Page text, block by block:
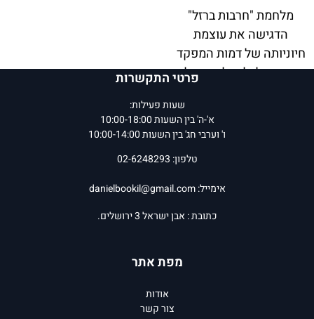
מלחמת "חרבות ברזל"
הדגישה את עוצמת
חיוניותה של דמות המפקד
הישראלי להצלחתו של
בקצרה גם למלחמה זו,
ומנתח את מה שניתן היה
הישראלי מראשיתה –
ניתוח שתרם תרומה נכבדה
דרכו ומנהיגותו של המפקד
פרטי התקשרות
שעות פעילות:
א'-ה' בין השעות 10:00-18:00
ו' וערבי חג' בין השעות 10:00-14:00
טלפון: 02-6248293
אימייל:danielbookil@gmail.com
כתובת : אבן ישראל 3 ירושלים.
מפת אתר
אודות
צור קשר